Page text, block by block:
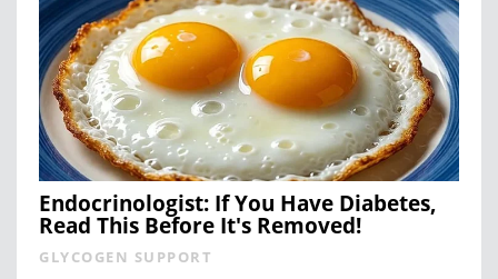
Endocrinologist: If You Have Diabetes,
Read This Before It's Removed!
GLYCOGEN SUPPORT